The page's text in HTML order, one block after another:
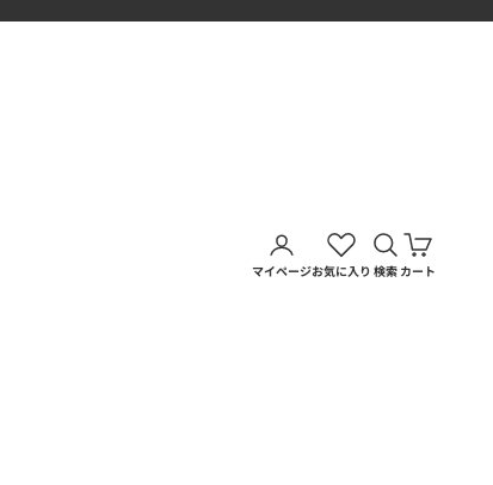
アカウントページに移動す
マイページお気に入り
検索を開く
検索
カートを
カート